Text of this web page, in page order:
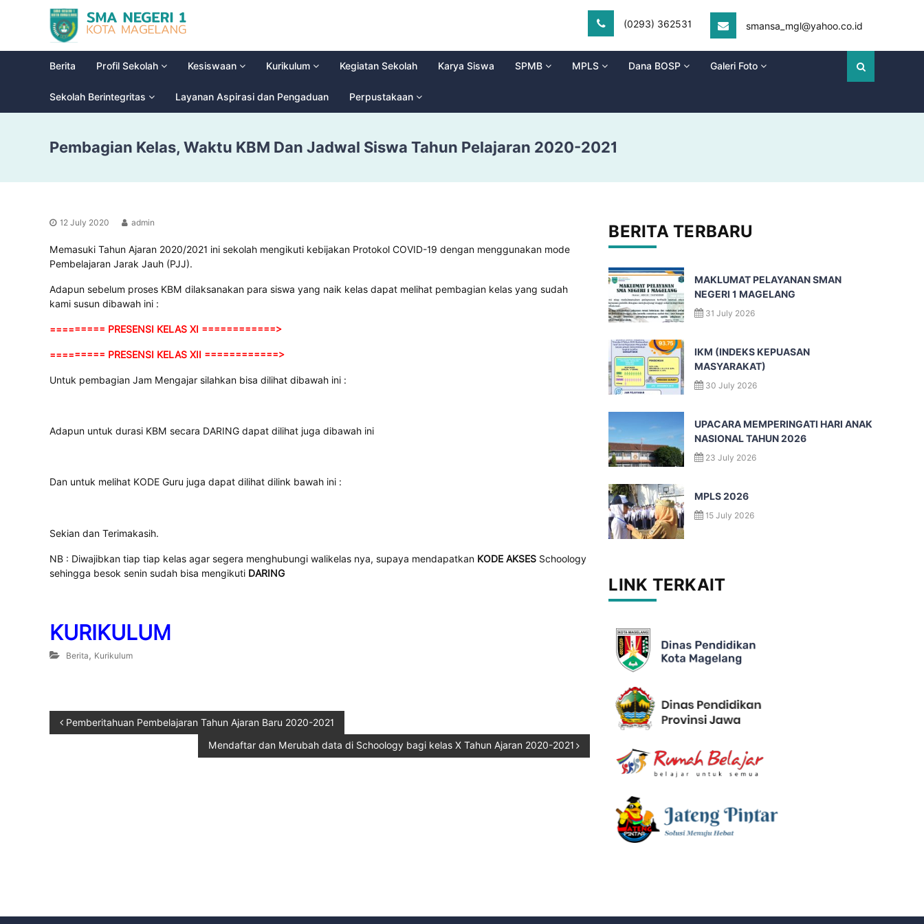
A
N
g
e
i
M
l
g
i
o
l
i
o
(0293) 362531 smansa_mgl@yahoo.co.id
Berita Profil Sekolah Kesiswaan Kurikulum Kegiatan Sekolah Karya Siswa SPMB MPLS Dana BOSP Galeri Foto
Sekolah Berintegritas Layanan Aspirasi dan Pengaduan Perpustakaan
Pembagian Kelas, Waktu KBM Dan Jadwal Siswa Tahun Pelajaran 2020-2021
12 July 2020 admin
Memasuki Tahun Ajaran 2020/2021 ini sekolah mengikuti kebijakan Protokol COVID-19 dengan menggunakan mode
Pembelajaran Jarak Jauh (PJJ).
Adapun sebelum proses KBM dilaksanakan para siswa yang naik kelas dapat melihat pembagian kelas yang sudah
kami susun dibawah ini :
========= PRESENSI KELAS XI ============>
========= PRESENSI KELAS XII ============>
Untuk pembagian Jam Mengajar silahkan bisa dilihat dibawah ini :
Adapun untuk durasi KBM secara DARING dapat dilihat juga dibawah ini
Dan untuk melihat KODE Guru juga dapat dilihat dilink bawah ini :
Sekian dan Terimakasih.
NB : Diwajibkan tiap tiap kelas agar segera menghubungi walikelas nya, supaya mendapatkan KODE AKSES Schoology
sehingga besok senin sudah bisa mengikuti DARING
KURIKULUM
Berita, Kurikulum
Pemberitahuan Pembelajaran Tahun Ajaran Baru 2020-2021
Mendaftar dan Merubah data di Schoology bagi kelas X Tahun Ajaran 2020-2021
BERITA TERBARU
MAKLUMAT PELAYANAN SMAN
NEGERI 1 MAGELANG
31 July 2026
IKM (INDEKS KEPUASAN
MASYARAKAT)
30 July 2026
UPACARA MEMPERINGATI HARI ANAK
NASIONAL TAHUN 2026
23 July 2026
MPLS 2026
15 July 2026
LINK TERKAIT